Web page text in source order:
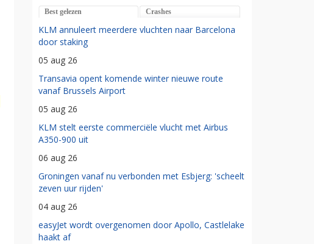
Best gelezen Crashes
KLM annuleert meerdere vluchten naar Barcelona
door staking
05 aug 26
Transavia opent komende winter nieuwe route
vanaf Brussels Airport
05 aug 26
KLM stelt eerste commerciële vlucht met Airbus
A350-900 uit
06 aug 26
Groningen vanaf nu verbonden met Esbjerg: 'scheelt
zeven uur rijden'
04 aug 26
easyJet wordt overgenomen door Apollo, Castlelake
haakt af